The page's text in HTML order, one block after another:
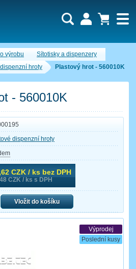
výrobu
Sítotisky a dispenzery
hroty Plastový hrot - 560010K
- 560010K
dispenzní hroty
CZK / ks bez DPH
CZK / ks s DPH
Vložit do košíku
Výprodej
Poslední kusy
košík je momentálně prázdný.
Obsah košíku
celkem: 0,00 CZK
heslo Nová registrace